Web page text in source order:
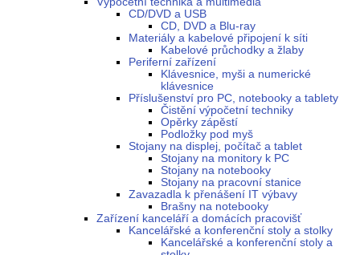
CD/DVD a USB
CD, DVD a Blu-ray
Materiály a kabelové připojení k síti
Kabelové průchodky a žlaby
Periferní zařízení
Klávesnice, myši a numerické
klávesnice
Příslušenství pro PC, notebooky a tablety
Čistění výpočetní techniky
Opěrky zápěstí
Podložky pod myš
Stojany na displej, počítač a tablet
Stojany na monitory k PC
Stojany na notebooky
Stojany na pracovní stanice
Zavazadla k přenášení IT výbavy
Brašny na notebooky
Zařízení kanceláří a domácích pracovišť
Kancelářské a konferenční stoly a stolky
Kancelářské a konferenční stoly a